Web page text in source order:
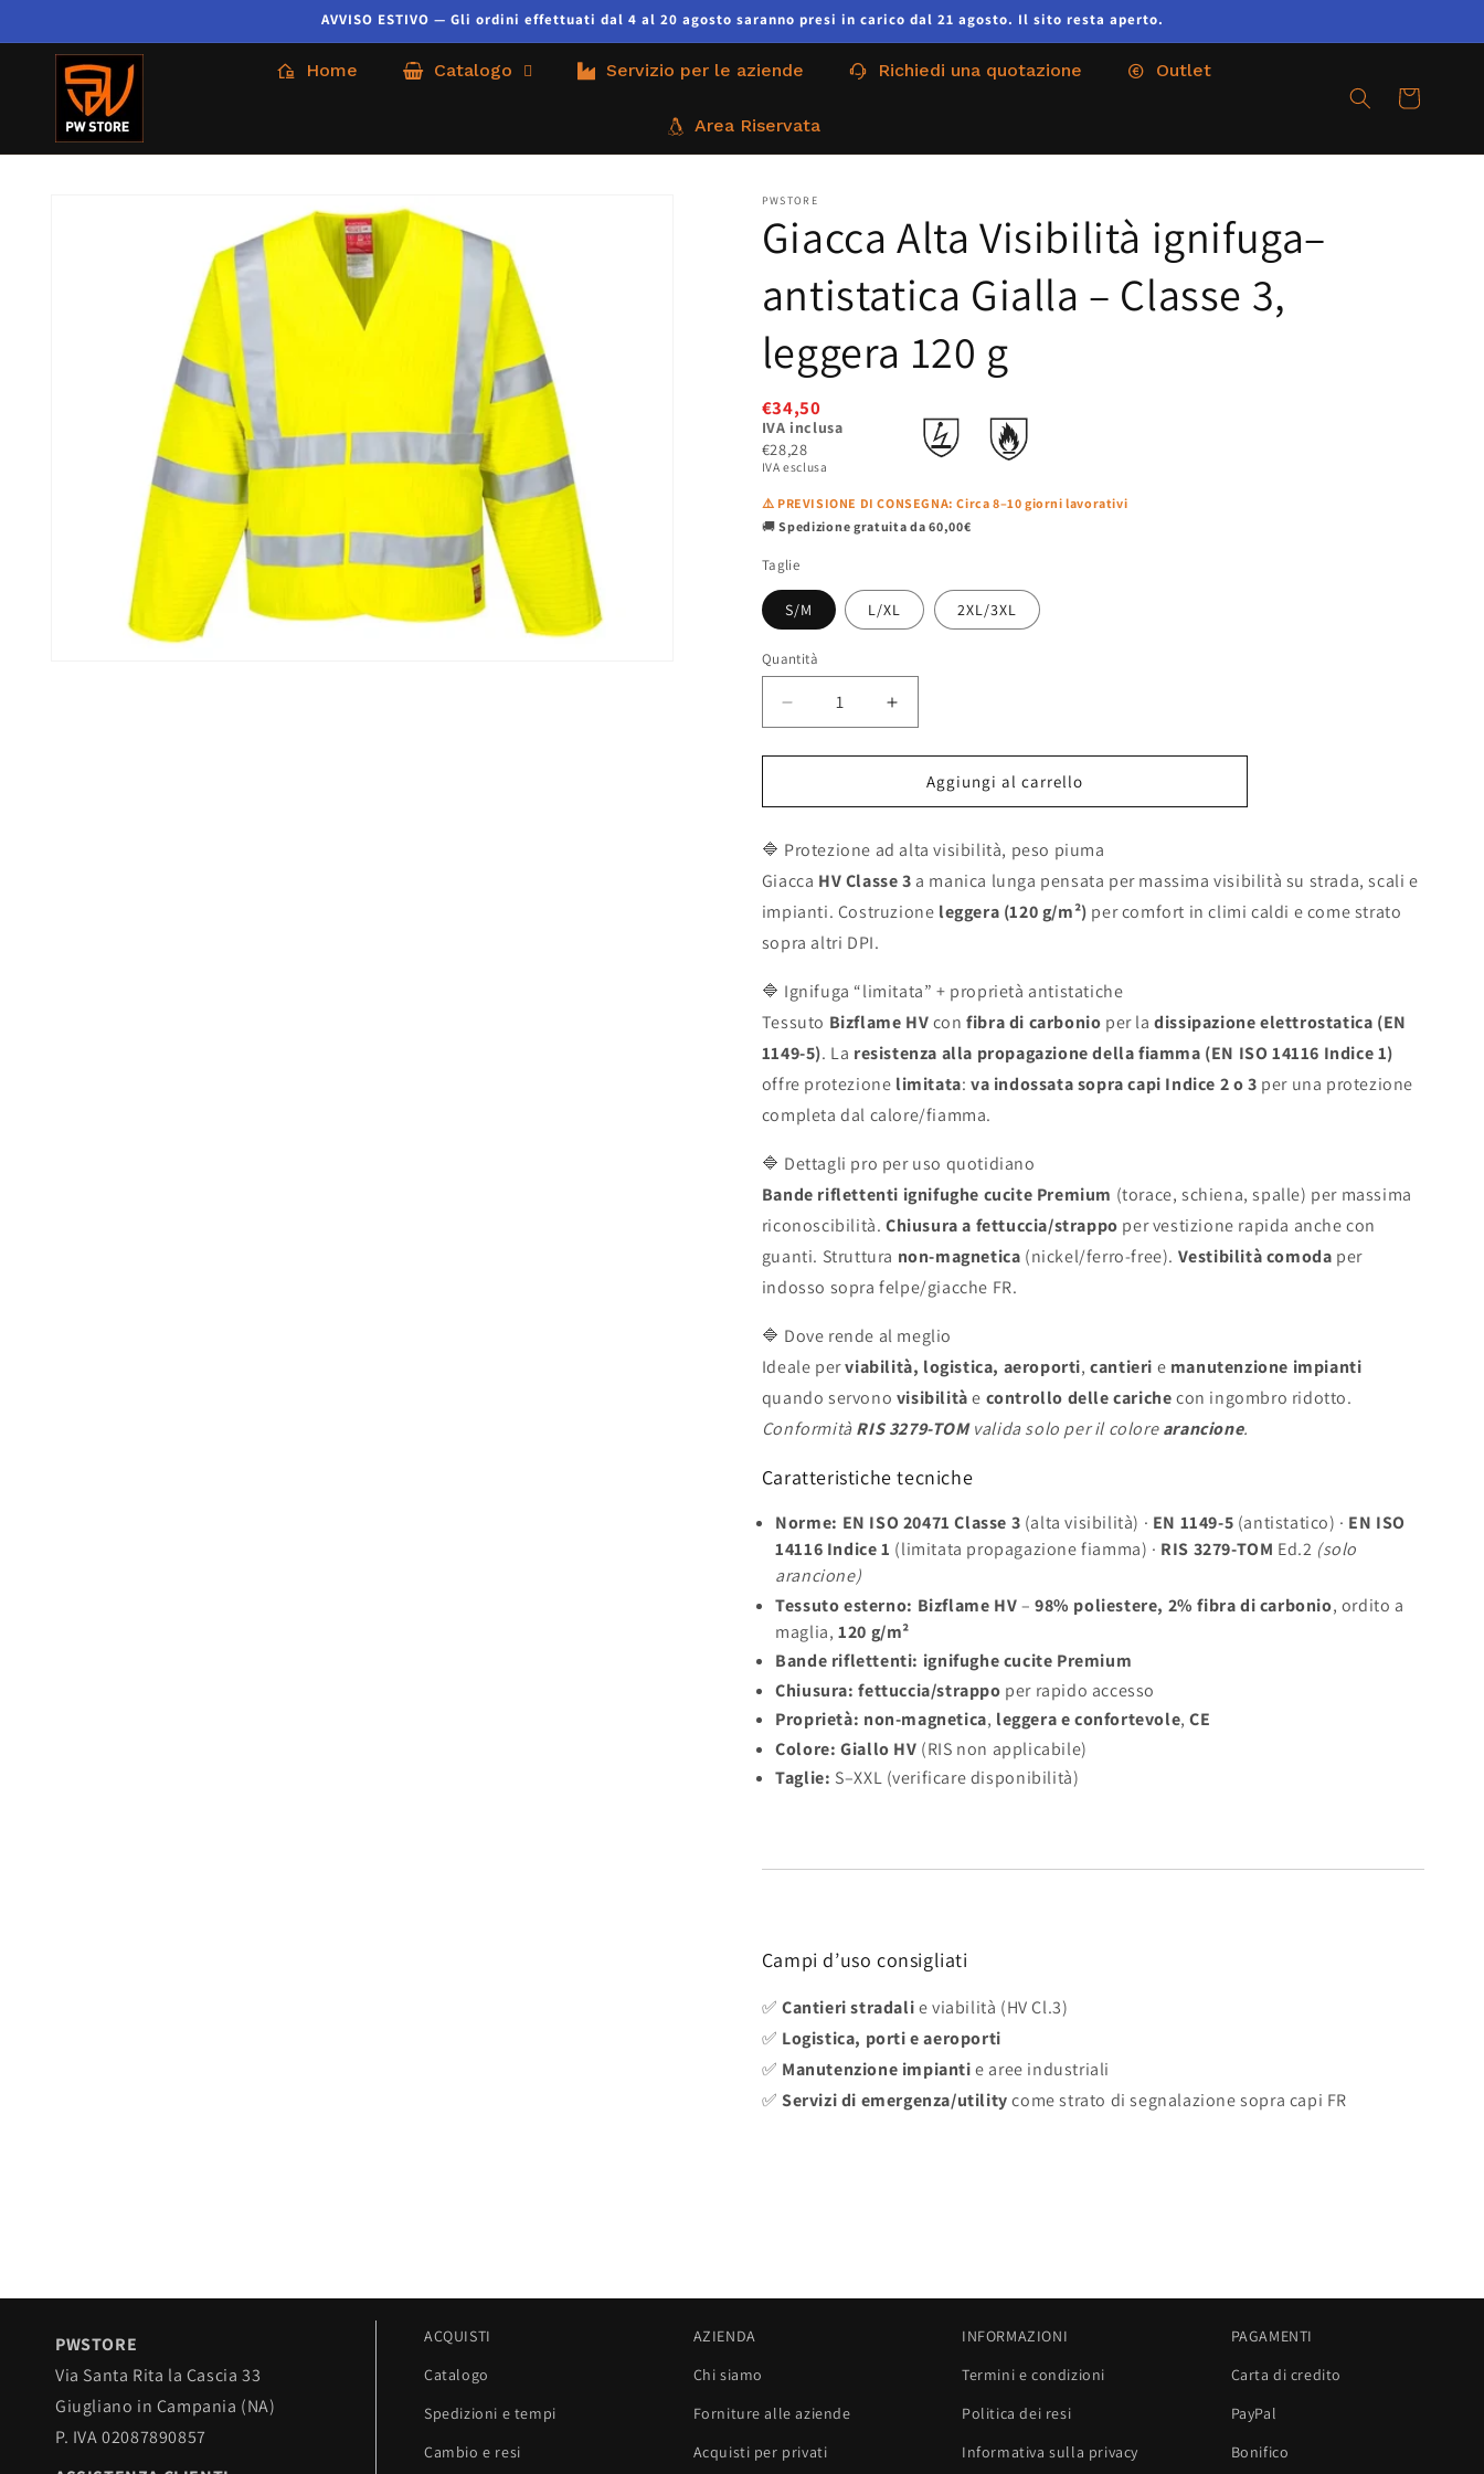
AVVISO ESTIVO — Gli ordini effettuati dal 4 al 20 agosto saranno presi in carico dal 21 agosto. Il sito resta aperto.
Home Catalogo Servizio per le aziende Richiedi una quotazione Outlet
Area Riservata
Carrello
PWSTORE
Giacca Alta Visibilità ignifuga–
antistatica Gialla – Classe 3,
leggera 120 g
€34,50
IVA inclusa
€28,28
IVA esclusa
⚠️ PREVISIONE DI CONSEGNA: Circa 8–10 giorni lavorativi
🚚Spedizione gratuita da 60,00€
Taglie
S/M L/XL 2XL/3XL
Quantità
Diminuisci
per
Alta
Visibilità
ignifuga–
antistatica
Gialla
–
3,
leggera
120
g
Aumenta
per
Giacca
Alta
Visibilità
ignifuga–
antistatica
Gialla
3,
leggera
120
g
Aggiungi al carrello
🔷 Protezione ad alta visibilità, peso piuma
Giacca HV Classe 3 a manica lunga pensata per massima visibilità su strada, scali e
impianti. Costruzione leggera (120 g/m²) per comfort in climi caldi e come strato
sopra altri DPI.
🔷 Ignifuga “limitata” + proprietà antistatiche
Tessuto Bizflame HVconfibra di carbonio per ladissipazione elettrostatica (EN
1149-5). La resistenza alla propagazione della fiamma (EN ISO 14116 Indice 1)
offre protezione limitata:va indossata sopra capi Indice 2 o 3 per una protezione
completa dal calore/fiamma.
🔷 Dettagli pro per uso quotidiano
Bande riflettenti ignifughe cucite Premium (torace, schiena, spalle) per massima
riconoscibilità. Chiusura a fettuccia/strappo per vestizione rapida anche con
guanti. Struttura non-magnetica (nickel/ferro-free). Vestibilità comoda per
indosso sopra felpe/giacche FR.
🔷 Dove rende al meglio
Ideale perviabilità, logistica, aeroporti,cantieri e manutenzione impianti
quando servono visibilitàe controllo delle carichecon ingombro ridotto.
ConformitàRIS 3279-TOMvalida solo per il colorearancione.
Caratteristiche tecniche
Norme: EN ISO 20471 Classe 3 (alta visibilità) · EN 1149-5 (antistatico) · EN ISO
14116 Indice 1 (limitata propagazione fiamma) · RIS 3279-TOM Ed.2 (solo
arancione)
Tessuto esterno: Bizflame HV– 98% poliestere, 2% fibra di carbonio, ordito a
maglia,120 g/m²
Bande riflettenti: ignifughe cucite Premium
Chiusura: fettuccia/strappo per rapido accesso
Proprietà: non-magnetica, leggera e confortevole,CE
Colore: Giallo HV (RIS non applicabile)
Taglie: S–XXL (verificare disponibilità)
Campi d’uso consigliati
✅ Cantieri stradalie viabilità (HV Cl.3)
✅ Logistica, porti e aeroporti
✅ Manutenzione impiantie aree industriali
✅ Servizi di emergenza/utilitycome strato di segnalazione sopra capi FR
PWSTORE
Via Santa Rita la Cascia 33
Giugliano in Campania (NA)
P. IVA 02087890857
ACQUISTI
Catalogo
Spedizioni e tempi
Cambio e resi
AZIENDA
Chi siamo
Forniture alle aziende
Acquisti per privati
INFORMAZIONI
Termini e condizioni
Politica dei resi
Informativa sulla privacy
PAGAMENTI
Carta di credito
PayPal
Bonifico